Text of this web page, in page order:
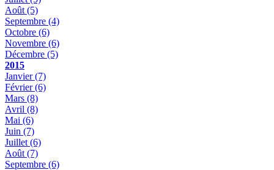
Août (5)
Septembre (4)
Octobre (6)
Novembre (6)
Décembre (5)
2015
Janvier(7)
Février(6)
Mars (8)
Avril (8)
Mai (6)
Juin (7)
Juillet (6)
Août (7)
Septembre (6)